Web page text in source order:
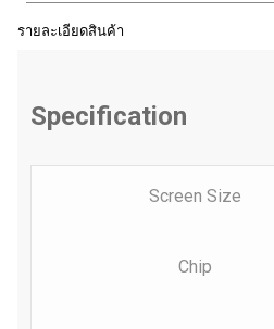
รายละเอียดสินค้า
Specification
Screen Size
Chip